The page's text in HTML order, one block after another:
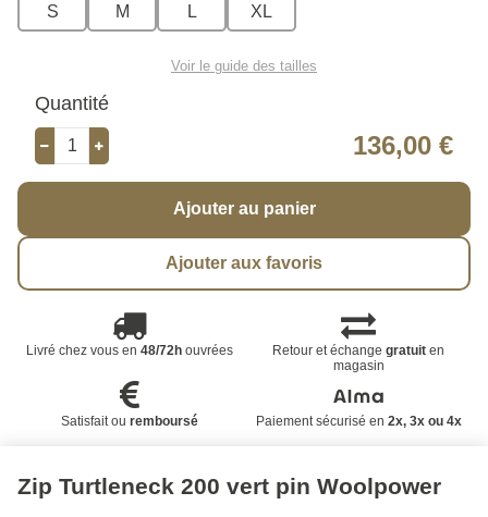
S M L XL
Voir le guide des tailles
Quantité
136,00 €
Ajouter au panier
Ajouter aux favoris
Livré chez vous en 48/72houvrées Retour et échangegratuit en
magasin
Satisfait ou remboursé Paiement sécurisé en 2x, 3x ou 4x
Zip Turtleneck 200 vert pin Woolpower